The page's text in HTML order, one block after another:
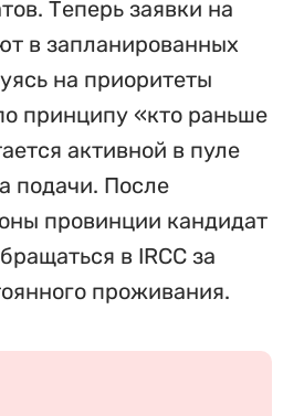
Теперь заявки на
в запланированных
на приоритеты
принципу «кто раньше
активной в пуле
подачи. После
провинции кандидат
в IRCC за
проживания.